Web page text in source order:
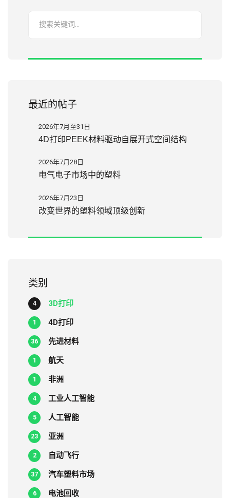
最近的帖子
2026年7月至31日
4D打印PEEK材料驱动自展开式空间结构
2026年7月28日
电气电子市场中的塑料
2026年7月23日
改变世界的塑料领域顶级创新
类别
3D打印
4
4D打印
1
先进材料
36
航天
1
非洲
1
工业人工智能
4
人工智能
5
亚洲
23
自动飞行
2
汽车塑料市场
37
电池回收
6